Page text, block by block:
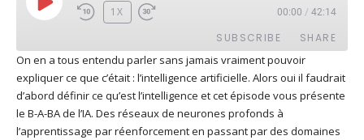
PLAY
EPISODE
1X 00:00 / 42:14
SUBSCRIBE SHARE
Apple Podcasts Deezer
Google Play PocketCasts
Podcast Addict RSS
SHARE
LINK
On en a tous entendu parler sans jamais vraiment pouvoir
expliquer ce que c’était : l’intelligence artificielle. Alors oui il faudrait
d’abord définir ce qu’est l’intelligence et cet épisode vous présente
le B-A-BA de l’IA. Des réseaux de neurones profonds à
l’apprentissage par réenforcement en passant par des domaines